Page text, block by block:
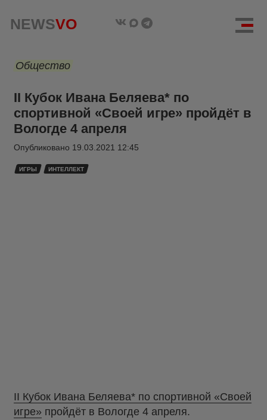
NEWSVO
Общество
II Кубок Ивана Беляева* по
спортивной «Своей игре» пройдёт в
Вологде 4 апреля
Опубликовано 19.03.2021 12:45
ИГРЫ ИНТЕЛЛЕКТ
II Кубок Ивана Беляева* по спортивной «Своей
игре» пройдёт в Вологде 4 апреля.